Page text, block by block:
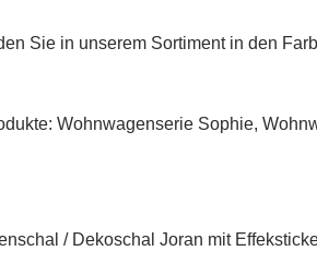
Sie in unserem Sortiment in den
Wohnwagenserie Sophie,
/ Dekoschal Joran mit
ANMELDEN